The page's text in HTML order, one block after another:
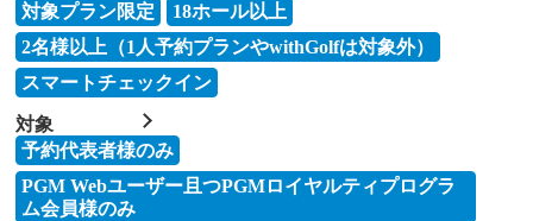
対象プラン限定
18ホール以上
2名様以上（1人予約プランやwithGolfは対象外）
スマートチェックイン
対象
予約代表者様のみ
PGM Webユーザー且つPGMロイヤルティプログラ
ム会員様のみ